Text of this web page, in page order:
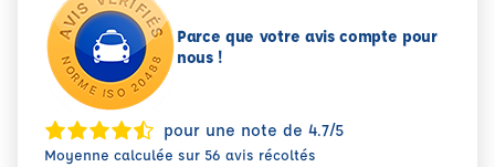
Parce que votre avis compte pour
nous !
pour une note de 4.7/5
Moyenne calculée sur 56 avis récoltés